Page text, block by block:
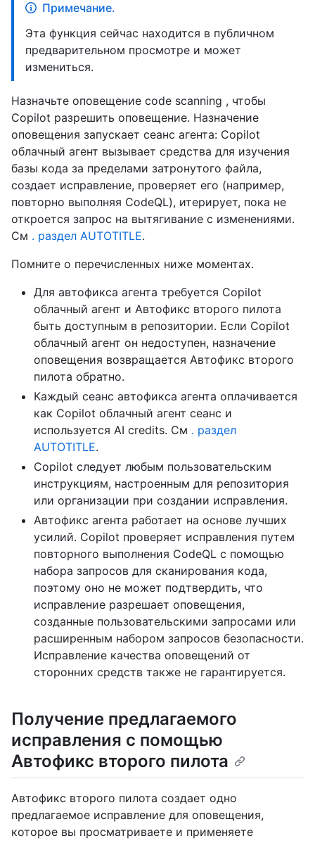
Примечание.
Эта функция сейчас находится в публичном
предварительном просмотре и может
измениться.
Назначьте оповещение code scanning , чтобы
Copilot разрешить оповещение. Назначение
оповещения запускает сеанс агента: Copilot
облачный агент вызывает средства для изучения
базы кода за пределами затронутого файла,
создает исправление, проверяет его (например,
повторно выполняя CodeQL), итерирует, пока не
откроется запрос на вытягивание с изменениями.
См . раздел AUTOTITLE.
Помните о перечисленных ниже моментах.
Для автофикса агента требуется Copilot
облачный агент и Автофикс второго пилота
быть доступным в репозитории. Если Copilot
облачный агент он недоступен, назначение
оповещения возвращается Автофикс второго
пилота обратно.
Каждый сеанс автофикса агента оплачивается
как Copilot облачный агент сеанс и
используется AI credits. См . раздел
AUTOTITLE.
Copilot следует любым пользовательским
инструкциям, настроенным для репозитория
или организации при создании исправления.
Автофикс агента работает на основе лучших
усилий. Copilot проверяет исправления путем
повторного выполнения CodeQL с помощью
набора запросов для сканирования кода,
поэтому оно не может подтвердить, что
исправление разрешает оповещения,
созданные пользовательскими запросами или
расширенным набором запросов безопасности.
Исправление качества оповещений от
сторонних средств также не гарантируется.
Получение предлагаемого
исправления с помощью
Автофикс второго пилота
Автофикс второго пилота создает одно
предлагаемое исправление для оповещения,
которое вы просматриваете и применяете